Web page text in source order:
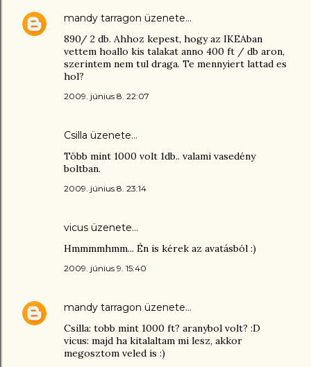
mandy tarragon üzenete…
890/ 2 db. Ahhoz kepest, hogy az IKEAban
vettem hoallo kis talakat anno 400 ft / db aron,
szerintem nem tul draga. Te mennyiert lattad es
hol?
2009. június 8. 22:07
Csilla üzenete…
Több mint 1000 volt 1db.. valami vasedény
boltban.
2009. június 8. 23:14
vicus üzenete…
Hmmmmhmm... Én is kérek az avatásból :)
2009. június 9. 15:40
mandy tarragon üzenete…
Csilla: tobb mint 1000 ft? aranybol volt? :D
vicus: majd ha kitalaltam mi lesz, akkor
megosztom veled is :)